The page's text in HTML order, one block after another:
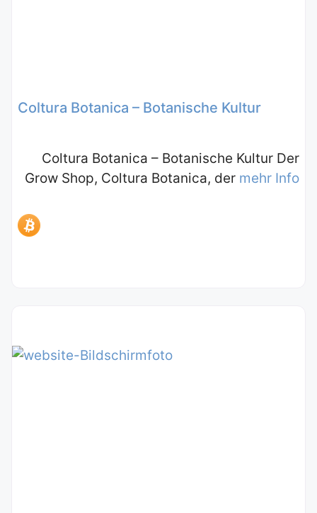
Coltura Botanica – Botanische Kultur
Coltura Botanica – Botanische Kultur Der
Grow Shop, Coltura Botanica, der mehr Info